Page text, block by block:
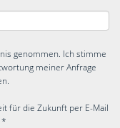
genommen. Ich stimme
meiner Anfrage
für die Zukunft per E-Mail
*